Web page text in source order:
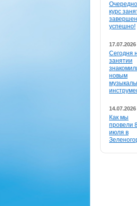
курс
завершен
успешно!
17.07.2026
Сегодня
занятии
новым
14.07.2026
Как мы
провели
июля в